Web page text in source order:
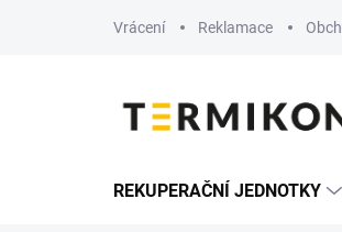
Vrácení Reklamace
REKUPERAČNÍ JEDNOTKY